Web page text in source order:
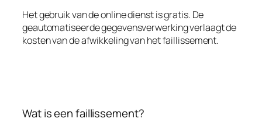
Het gebruik van de online dienst is gratis. De
geautomatiseerde gegevensverwerking verlaagt de
kosten van de afwikkeling van het faillissement.
Wat is een faillissement?